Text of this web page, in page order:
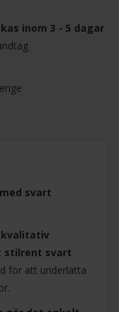
inom 3 - 5 dagar
svart
stilrent svart
för att underlätta